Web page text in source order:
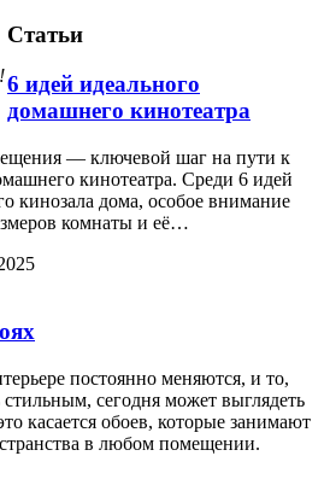
Статьи
6 идей идеального
домашнего кинотеатра
— ключевой шаг на пути к
кинотеатра. Среди 6 идей
кинозала дома, особое внимание
комнаты и её…
постоянно меняются, и то,
стильным, сегодня может выглядеть
касается обоев, которые занимают
в любом помещении.